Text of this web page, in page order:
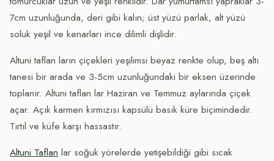
7cm uzunluğunda, deri gibi kalın; üst yüzü parlak, alt yüzü
soluk yeşil ve kenarları ince dilimli dişlidir.
Altuni taflan ların çiçekleri yeşilimsi beyaz renkte olup, beş altı
tanesi bir arada ve 3-5cm uzunluğundaki bir eksen üzerinde
toplanır. Altuni taflan lar Haziran ve Temmuz aylarında çiçek
açar. Açık karmen kırmızısı kapsülü basık küre biçimindedir.
Tırtıl ve küfe karşı hassastır.
Altuni Taflan lar soğuk yörelerde yetişebildiği gibi sıcak